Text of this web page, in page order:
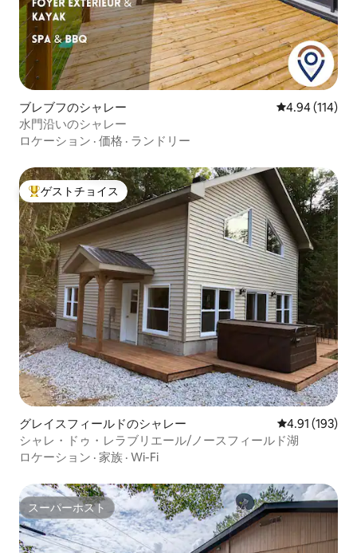
ブレブフのシャレー レビュー114
4.94 (114)
水門沿いのシャレー
ロケーション · 価格 · ランドリー
大好評のゲストチョイスです。
ゲストチョイス
グレイスフィールドのシャレー レビュー193
4.91 (193)
シャレ・ドゥ・レラブリエール/ノースフィールド湖
ロケーション · 家族 · Wi-Fi
スーパーホスト
スーパーホスト